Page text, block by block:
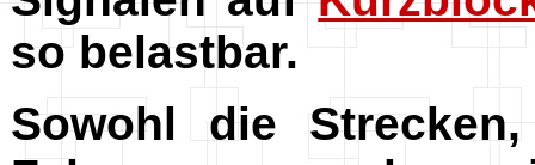
so belastbar.
Sowohl die